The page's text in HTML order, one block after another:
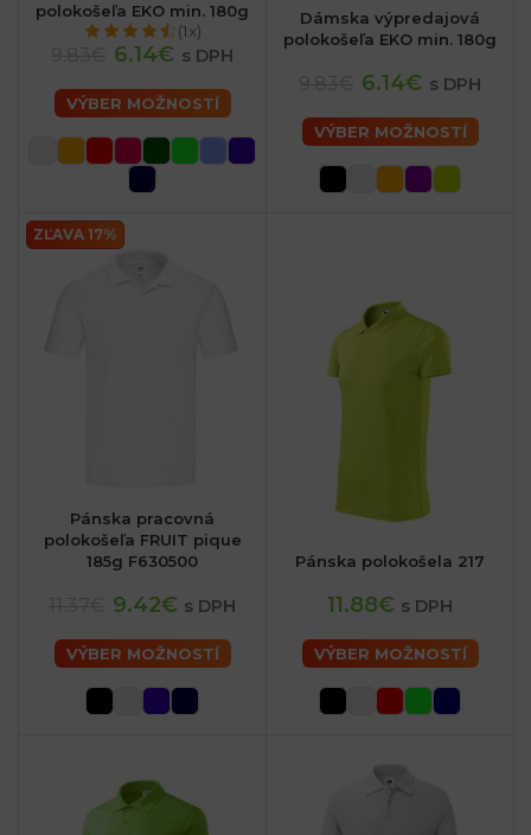
polokošeľa EKO min. 180g
(1x)
6.14€ s DPH
VÝBER MOŽNOSTÍ
Dámska výpredajová
polokošeľa EKO min. 180g
6.14€ s DPH
VÝBER MOŽNOSTÍ
ZĽAVA 17%
Pánska pracovná
polokošeľa FRUIT pique
185g F630500
9.42€ s DPH
VÝBER MOŽNOSTÍ
Pánska polokošela 217
11.88€ s DPH
VÝBER MOŽNOSTÍ